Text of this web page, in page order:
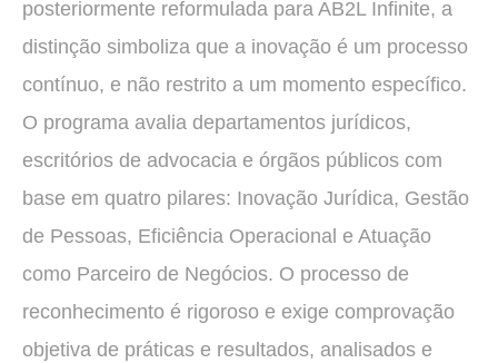
posteriormente reformulada para AB2L Infinite, a
distinção simboliza que a inovação é um processo
contínuo, e não restrito a um momento específico.
O programa avalia departamentos jurídicos,
escritórios de advocacia e órgãos públicos com
base em quatro pilares: Inovação Jurídica, Gestão
de Pessoas, Eficiência Operacional e Atuação
como Parceiro de Negócios. O processo de
reconhecimento é rigoroso e exige comprovação
objetiva de práticas e resultados, analisados e